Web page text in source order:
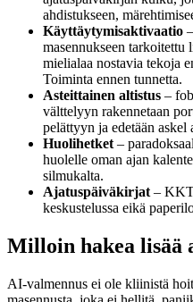
ahdistukseen,
Käyttäytymisaktivaatio
masennukseen tarkoitettu
mielialaa nostavia tekoja
Toiminta ennen tunnetta.
Asteittainen altistus –
välttelyyn rakennetaan
pelättyyn ja edetään askel
Huolihetket–
huolelle oman ajan
silmukalta.
Ajatuspäiväkirjat–
keskustelussa eikä
Milloin hakea lisää
AI-valmennus ei ole kliinistä